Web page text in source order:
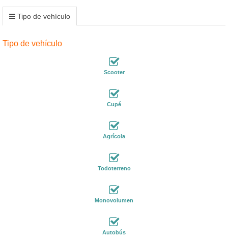
Tipo de vehículo
Tipo de vehículo
Scooter
Cupé
Agrícola
Todoterreno
Monovolumen
Autobús